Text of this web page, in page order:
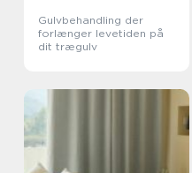
Gulvbehandling der
forlænger levetiden på
dit trægulv